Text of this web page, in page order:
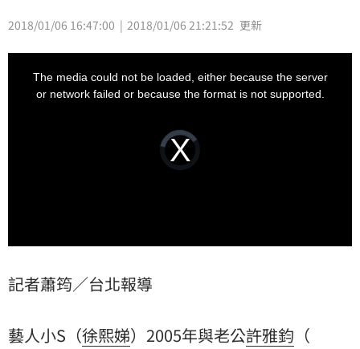
2018/01/06 16:47:00 2018/01/06 21:21:52 更新
Video
Player
loading.
The media could not be loaded, either because the server
or network failed or because the format is not supported.
記者蕭筠／台北報導
藝人小S（徐熙娣）2005年與老公許雅鈞 （